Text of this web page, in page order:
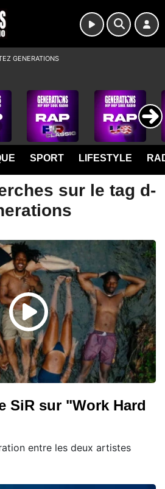
SPORT LIFESTYLE
sur le tag d-
SiR sur "Work Hard
entre les deux artistes
GENERATIONS